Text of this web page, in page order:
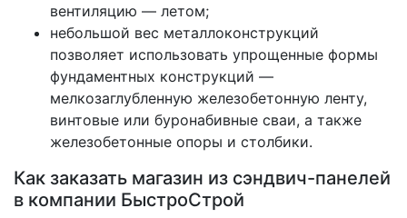
вентиляцию — летом;
небольшой вес металлоконструкций
позволяет использовать упрощенные формы
фундаментных конструкций —
мелкозаглубленную железобетонную ленту,
винтовые или буронабивные сваи, а также
железобетонные опоры и столбики.
Как заказать магазин из сэндвич-панелей
в компании БыстроСтрой